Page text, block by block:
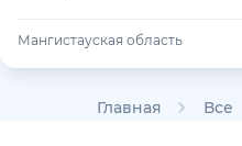
Мангистауская область
Главная Все